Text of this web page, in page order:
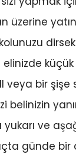
üzerine
elinizde küçük
veya bir şişe
belinizin
yukarı ve
günde bir